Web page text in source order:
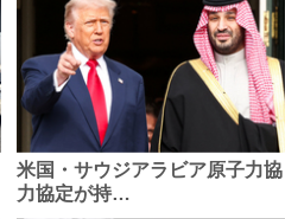
米国・サウジアラビア原子力協
力協定が持…